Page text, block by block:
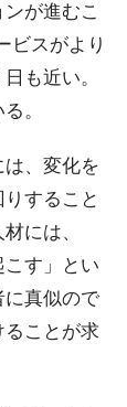
が進むこ
ビスがより
も近い。
。
、変化を
すること
には、
こす」とい
に真似ので
ことが求